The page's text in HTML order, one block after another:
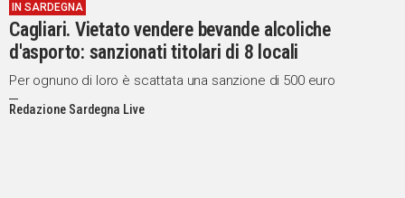
SULCIS
GALLURA
OGLIASTRA
MEDIO
CAMPIDANO
IN SARDEGNA
Cagliari. Vietato vendere bevande alcoliche
d'asporto: sanzionati titolari di 8 locali
Per ognuno di loro è scattata una sanzione di 500 euro
Redazione Sardegna Live